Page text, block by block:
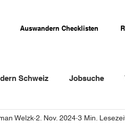
Auswandern Checklisten
Schweiz Jobsuche
Schweizer
Welzk 2. Nov. 2024 3 Min.